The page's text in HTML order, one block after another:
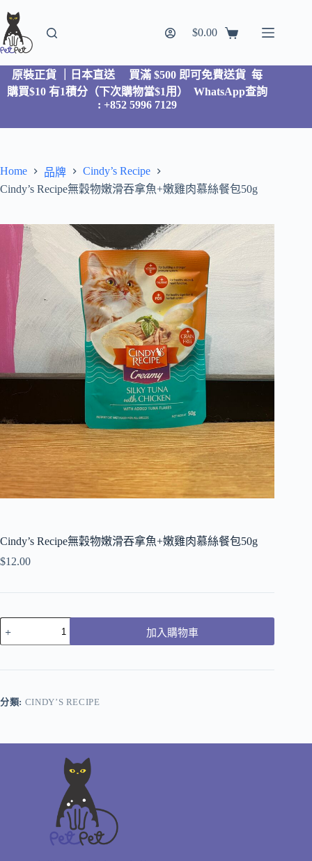
$0.00
原裝正貨 ｜日本直送
買滿 $500 即可免費送貨 每
購買$10 有1積分（下次購物當$1用）WhatsApp查詢
: +852 5996 7129
Home 品牌
Cindy’s Recipe
Cindy’s Recipe無穀物嫩滑吞拿魚+嫩雞肉慕絲餐包50g
Cindy’s Recipe無穀物嫩滑吞拿魚+嫩雞肉慕絲餐包50g
$12.00
加入購物車
分類: CINDY’S RECIPE